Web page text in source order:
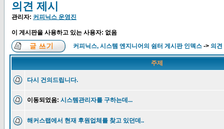
의견 제시
관리자: 커피닉스 운영진
이 게시판을 사용하고 있는 사용자: 없음
커피닉스, 시스템 엔지니어의 쉼터 게시판 인덱스 -> 의견
주제
다시 건의드립니다.
이동되었음: 시스템관리자를 구하는데...
해커스랩에서 현재 후원업체를 찾고 있던데..